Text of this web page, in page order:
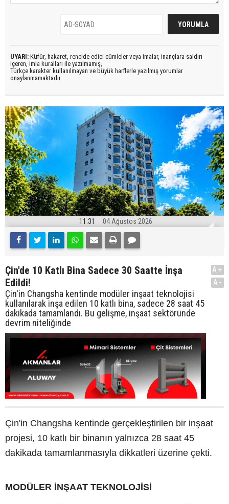
UYARI: Küfür, hakaret, rencide edici cümleler veya imalar, inançlara saldırı
içeren, imla kuralları ile yazılmamış,
Türkçe karakter kullanılmayan ve büyük harflerle yazılmış yorumlar
onaylanmamaktadır.
11:31 04 Ağustos 2026
Çin'de 10 Katlı Bina Sadece 30 Saatte İnşa
Edildi!
Çin'in Changsha kentinde modüler inşaat teknolojisi
kullanılarak inşa edilen 10 katlı bina, sadece 28 saat 45
dakikada tamamlandı. Bu gelişme, inşaat sektöründe
devrim niteliğinde
A+
A-
Çin'in Changsha kentinde gerçekleştirilen bir inşaat
projesi, 10 katlı bir binanın yalnızca 28 saat 45
dakikada tamamlanmasıyla dikkatleri üzerine çekti.
MODÜLER İNŞAAT TEKNOLOJİSİ